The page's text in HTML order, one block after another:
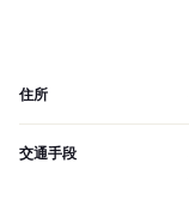
住所
交通手段